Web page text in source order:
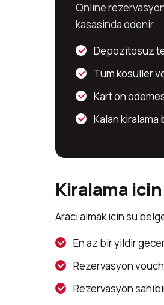
Online
kasasinda odenir.
Depozitosuz
Tum kosuller
Kart on
Kalan
Kiralama
Araci almak icin su
En az bir yildir
Rezervasyon
Rezervasyon